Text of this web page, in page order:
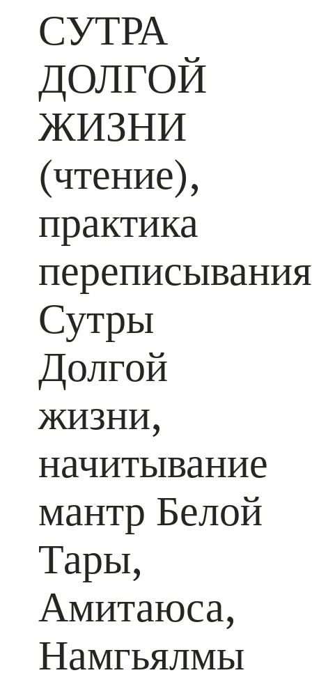
СУТРА
ДОЛГОЙ
ЖИЗНИ
(чтение),
практика
переписывания
Сутры
Долгой
жизни,
начитывание
мантр Белой
Тары,
Амитаюса,
Намгьялмы